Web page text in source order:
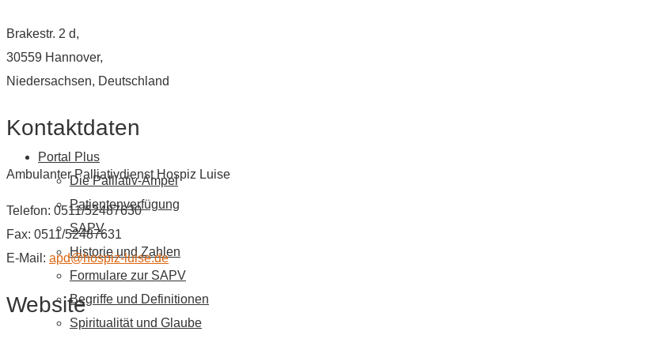
Portal Plus
Die Palliativ-Ampel
Patientenverfügung
SAPV
Historie und Zahlen
Formulare zur SAPV
Begriffe und Definitionen
Spiritualität und Glaube
Brakestr. 2 d,
30559 Hannover,
Niedersachsen, Deutschland
Kontaktdaten
Ambulanter Palliativdienst Hospiz Luise
Telefon: 0511/52487630
Fax: 0511/52487631
E-Mail: apd@hospiz-luise.de
Website